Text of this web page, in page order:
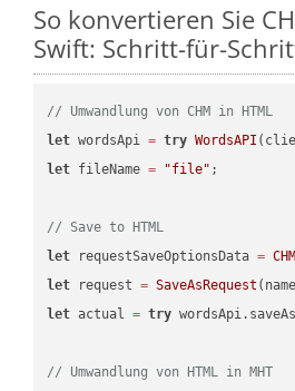
So konvertieren Sie
Swift: Schritt-für-
// Umwandlung von CHM in HTML
let wordsApi = try WordsAPI
let fileName = "file" ;
// Save to HTML
let requestSaveOptionsData =
let request = SaveAsRequest
let actual = try
// Umwandlung von HTML in MHT